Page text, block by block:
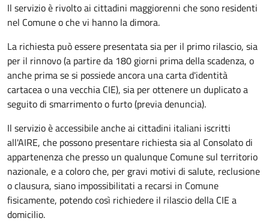
Il servizio è rivolto ai cittadini maggiorenni che sono residenti
nel Comune o che vi hanno la dimora.
La richiesta può essere presentata sia per il primo rilascio, sia
per il rinnovo (a partire da 180 giorni prima della scadenza, o
anche prima se si possiede ancora una carta d'identità
cartacea o una vecchia CIE), sia per ottenere un duplicato a
seguito di smarrimento o furto (previa denuncia).
Il servizio è accessibile anche ai cittadini italiani iscritti
all'AIRE, che possono presentare richiesta sia al Consolato di
appartenenza che presso un qualunque Comune sul territorio
nazionale, e a coloro che, per gravi motivi di salute, reclusione
o clausura, siano impossibilitati a recarsi in Comune
fisicamente, potendo così richiedere il rilascio della CIE a
domicilio.